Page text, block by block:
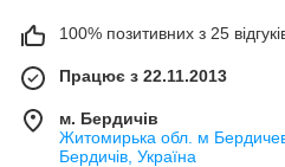
100% позитивних з 25
Працює з 22.11.2013
м. Бердичів
Житомирька обл. м
Бердичів, Україна